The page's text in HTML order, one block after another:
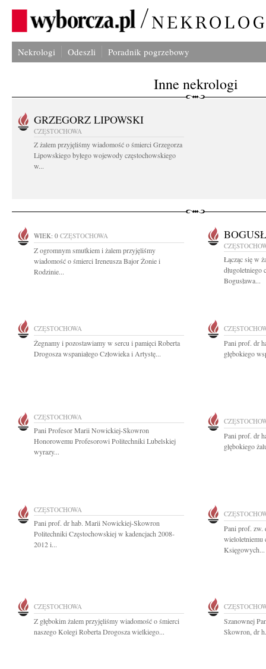
Nekrologi Odeszli Poradnik pogrzebowy
Inne nekrologi
GRZEGORZ LIPOWSKI
CZĘSTOCHOWA
Z żalem przyjęliśmy wiadomość o śmierci Grzegorza
Lipowskiego byłego wojewody częstochowskiego
w...
WIEK: 0 CZĘSTOCHOWA
Z ogromnym smutkiem i żalem przyjęliśmy
wiadomość o śmierci Ireneusza Bajor Żonie i
Rodzinie...
Łącząc się w
długoletniego
Bogusława...
CZĘSTOCHOWA
Żegnamy i pozostawiamy w sercu i pamięci Roberta
Drogosza wspaniałego Człowieka i Artystę...
Pani prof. dr
głębokiego
CZĘSTOCHOWA
Pani Profesor Marii Nowickiej-Skowron
Honorowemu Profesorowi Politechniki Lubelskiej
wyrazy...
Pani prof. dr
głębokiego
CZĘSTOCHOWA
Pani prof. dr hab. Marii Nowickiej-Skowron
Politechniki Częstochowskiej w kadencjach 2008-
2012 i...
Pani prof.
wieloletniemu
Księgowych...
CZĘSTOCHOWA
Z głębokim żalem przyjęliśmy wiadomość o śmierci
naszego Kolegi Roberta Drogosza wielkiego...
Szanownej
Skowron, dr